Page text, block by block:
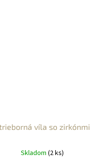
víla so zirkónmi
Skladom (2 ks)